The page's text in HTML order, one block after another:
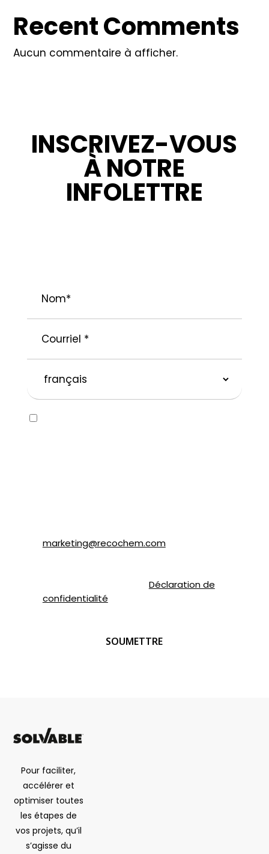
Recent Comments
Aucun commentaire à afficher.
INSCRIVEZ-VOUS
À NOTRE
INFOLETTRE
préférée
Consent
marketing@recochem.com.
Déclaration de
confidentialité
Pour faciliter,
accélérer et
optimiser toutes
les étapes de
vos projets, qu’il
s’agisse du